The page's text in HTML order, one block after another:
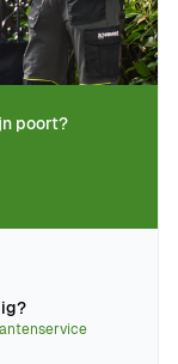
poort?